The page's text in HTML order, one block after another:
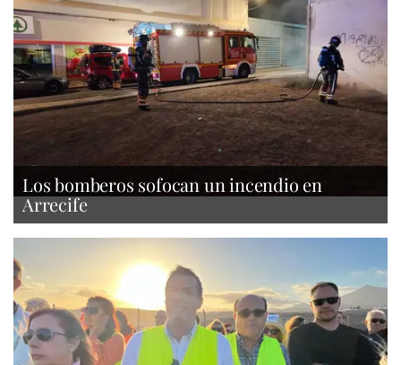
Los bomberos sofocan un incendio en
Arrecife